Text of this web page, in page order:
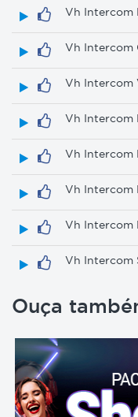
Vh Intercom
Vh Intercom
Vh Intercom
Vh Intercom
Vh Intercom
Vh Intercom
Vh Intercom
Vh Intercom
Ouça